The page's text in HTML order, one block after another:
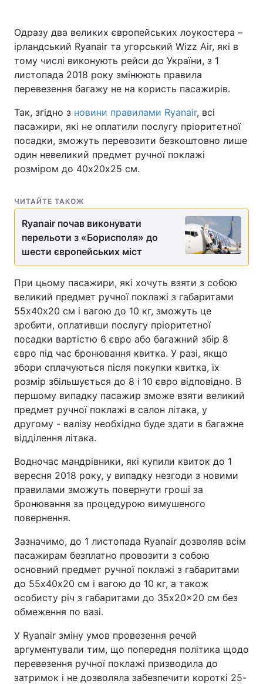
Одразу два великих європейських лоукостера –
ірландський Ryanair та угорський Wizz Air, які в
тому числі виконують рейси до України, з 1
листопада 2018 року змінюють правила
перевезення багажу не на користь пасажирів.
Так, згідно з новини правилами Ryanair, всі
пасажири, які не оплатили послугу пріоритетної
посадки, зможуть перевозити безкоштовно лише
один невеликий предмет ручної поклажі
розміром до 40х20х25 см.
ЧИТАЙТЕ ТАКОЖ
Ryanair почав виконувати
перельоти з «Борисполя» до
шести європейських міст
При цьому пасажири, які хочуть взяти з собою
великий предмет ручної поклажі з габаритами
55х40х20 см і вагою до 10 кг, зможуть це
зробити, оплативши послугу пріоритетної
посадки вартістю 6 євро або багажний збір 8
євро під час бронювання квитка. У разі, якщо
збори сплачуються після покупки квитка, їх
розмір збільшується до 8 і 10 євро відповідно. В
першому випадку пасажир зможе взяти великий
предмет ручної поклажі в салон літака, у
другому - валізу необхідно буде здати в багажне
відділення літака.
Водночас мандрівники, які купили квиток до 1
вересня 2018 року, у випадку незгоди з новими
правилами зможуть повернути гроші за
бронювання за процедурою вимушеного
повернення.
Зазначимо, до 1 листопада Ryanair дозволяв всім
пасажирам безплатно провозити з собою
основний предмет ручної поклажі з габаритами
до 55х40х20 см і вагою до 10 кг, а також
особисту річ з габаритами до 35x20x20 см без
обмеження по вазі.
У Ryanair зміну умов провезення речей
аргументували тим, що попередня політика щодо
перевезення ручної поклажі призводила до
затримок і не дозволяла забезпечити короткі 25-